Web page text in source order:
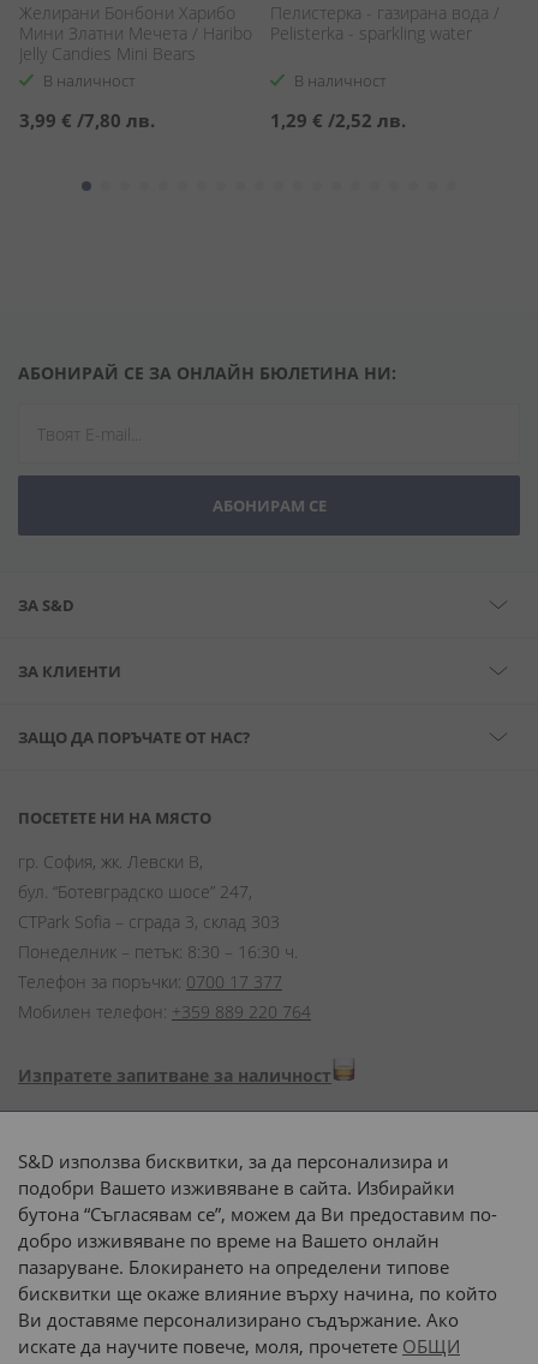
Желирани Бонбони Харибо
Мини Златни Мечета / Haribo
Jelly Candies Mini Bears
В наличност
3,99 € /7,80 лв.
Пелистерка - газирана вода /
Pelisterka - sparkling water
В наличност
1,29 € /2,52 лв.
АБОНИРАЙ СЕ ЗА ОНЛАЙН БЮЛЕТИНА НИ:
АБОНИРАМ СЕ
ЗА S&D
ЗА КЛИЕНТИ
ЗАЩО ДА ПОРЪЧАТЕ ОТ НАС?
ПОСЕТЕТЕ НИ НА МЯСТО
гр. София, жк. Левски В,
бул. “Ботевградско шосе” 247,
CTPark Sofia – сграда 3, склад 303
Понеделник – петък: 8:30 – 16:30 ч.
Телефон за поръчки: 0700 17 377
Мобилен телефон: +359 889 220 764
Изпратете запитване за наличност
Начини на плащане:
Доставка до адрес с:
или
наш транспорт
S&D използва бисквитки, за да персонализира и
подобри Вашето изживяване в сайта. Избирайки
бутона “Съгласявам се”, можем да Ви предоставим по-
добро изживяване по време на Вашето онлайн
пазаруване. Блокирането на определени типове
бисквитки ще окаже влияние върху начина, по който
Ви доставяме персонализирано съдържание. Ако
искате да научите повече, моля, прочетете ОБЩИ